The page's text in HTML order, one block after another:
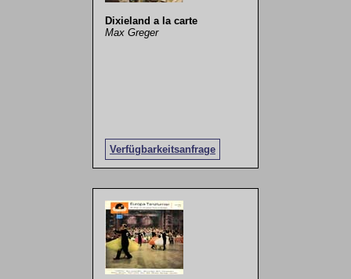
Dixieland a la carte
Max Greger
Verfügbarkeitsanfrage